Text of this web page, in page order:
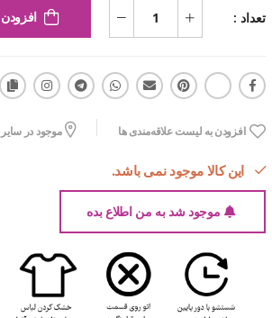
تعداد :
افزودن به لیست علاقه‌مندی ها موجود در
این کالا موجود نمی باشد.
موجود شد به من اطلاع بده